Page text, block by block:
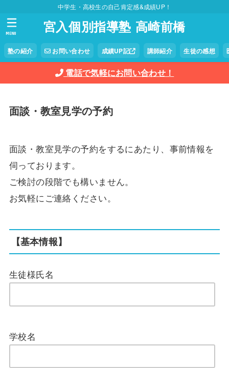
中学生・高校生の自己肯定感&成績UP！
宮入個別指導塾 高崎前橋
塾の紹介 お問い合わせ 成績UP記 講師紹介 生徒の感想
MENU
電話で気軽にお問い合わせ！
面談・教室見学の予約
面談・教室見学の予約をするにあたり、事前情報を
伺っております。
ご検討の段階でも構いません。
お気軽にご連絡ください。
【基本情報】
生徒様氏名
学校名